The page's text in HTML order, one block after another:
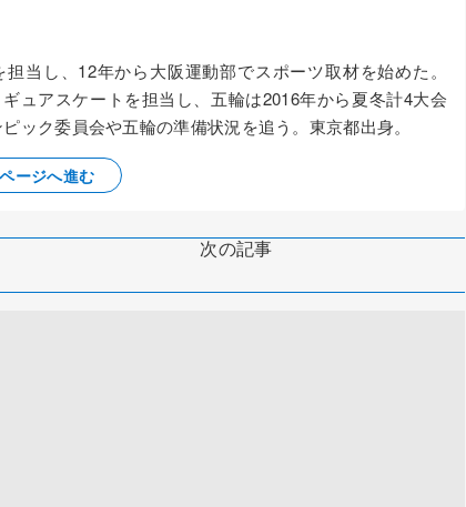
当し、12年から大阪運動部でスポーツ取材を始めた。
ュアスケートを担当し、五輪は2016年から夏冬計4大会
ック委員会や五輪の準備状況を追う。東京都出身。
ージへ進む
次の記事